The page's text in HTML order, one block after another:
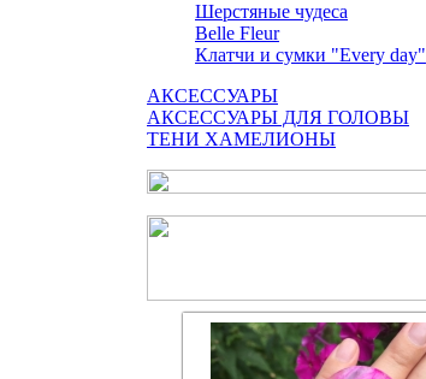
Шерстяные чудеса
Belle Fleur
Клатчи и сумки "Every day"
АКСЕССУАРЫ
АКСЕССУАРЫ ДЛЯ ГОЛОВЫ
ТЕНИ ХАМЕЛИОНЫ